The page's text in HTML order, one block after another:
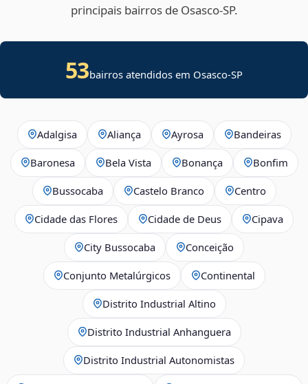
principais bairros de Osasco‑SP.
53bairros atendidos em Osasco-SP
Adalgisa Aliança Ayrosa Bandeiras
Baronesa Bela Vista Bonança Bonfim
Bussocaba Castelo Branco Centro
Cidade das Flores Cidade de Deus Cipava
City Bussocaba Conceição
Conjunto Metalúrgicos Continental
Distrito Industrial Altino
Distrito Industrial Anhanguera
Distrito Industrial Autonomistas